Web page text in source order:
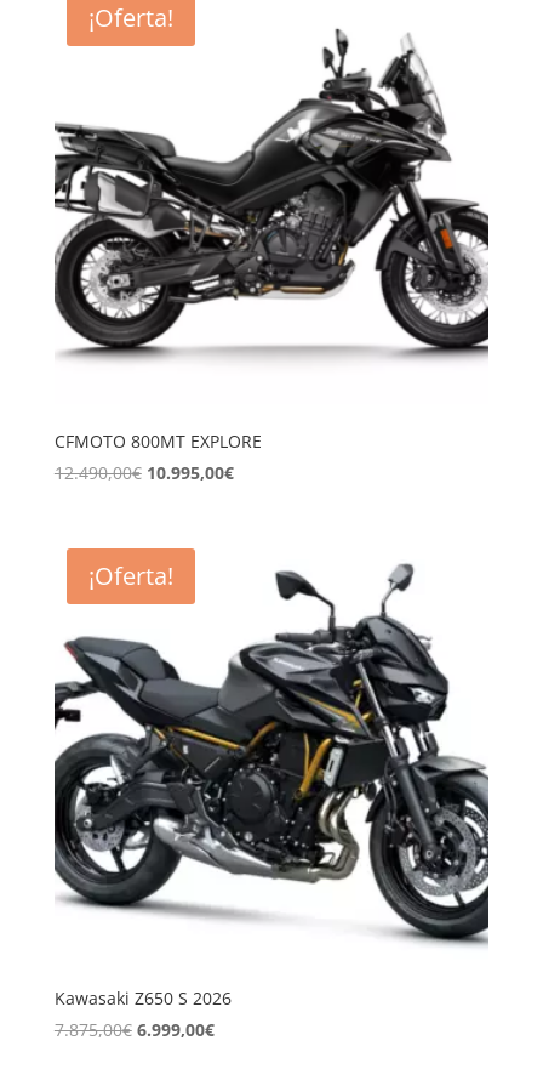
¡Oferta!
CFMOTO 800MT EXPLORE
12.490,00€ El
era:
12.490,00€.
10.995,00€El
10.995,00€.
¡Oferta!
Kawasaki Z650 S 2026
7.875,00€ El
6.999,00€El